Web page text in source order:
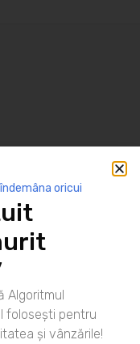
oricui
Algoritmul
folosești pentru
și vânzările!